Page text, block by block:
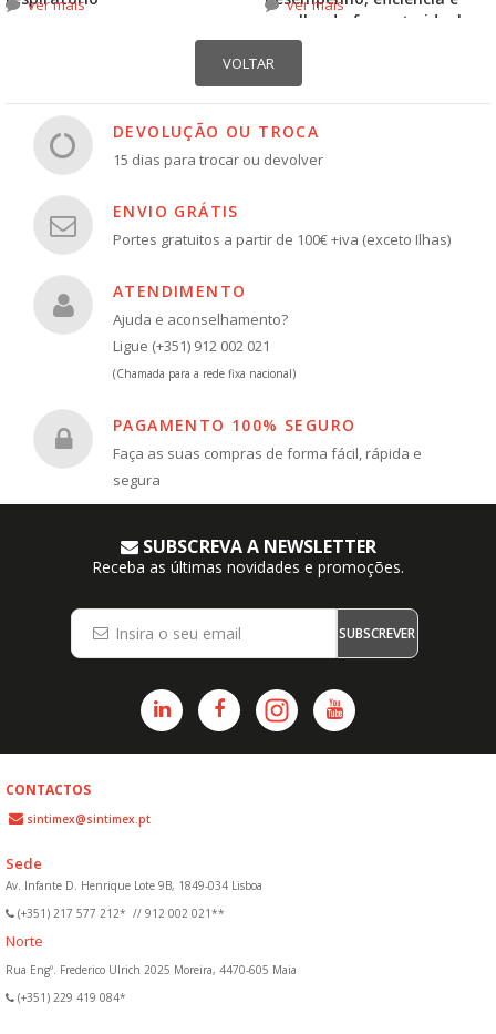
escolha do formato ideal
DEVOLUÇÃO OU TROCA
15 dias para trocar ou devolver
ENVIO GRÁTIS
Portes gratuitos a partir de 100€ +iva (exceto Ilhas)
ATENDIMENTO
Ajuda e aconselhamento?
Ligue (+351) 912 002 021
(Chamada para a rede fixa nacional)
PAGAMENTO 100% SEGURO
Faça as suas compras de forma fácil, rápida e
segura
SUBSCREVA A NEWSLETTER
Receba as últimas novidades e promoções.
SUBSCREVER
CONTACTOS
sintimex@sintimex.pt
Sede
Av. Infante D. Henrique Lote 9B, 1849-034 Lisboa
(+351) 217 577 212* // 912 002 021**
Norte
Rua Engº. Frederico Ulrich 2025 Moreira, 4470-605 Maia
(+351) 229 419 084*